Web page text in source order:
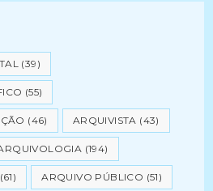
(39)
(55)
(46) ARQUIVISTA (43)
(194)
(61) ARQUIVO PÚBLICO (51)